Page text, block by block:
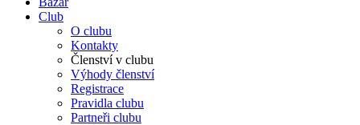
Club
O clubu
Kontakty
Členství v clubu
Výhody členství
Registrace
Pravidla clubu
Partneři clubu